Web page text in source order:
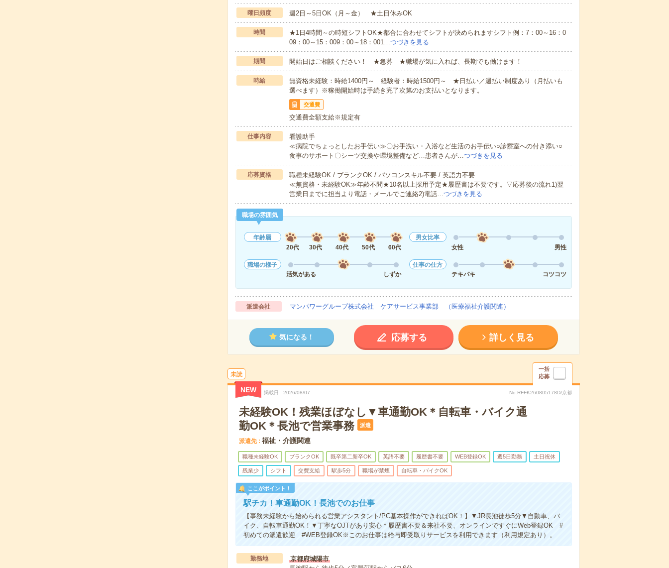
曜日頻度 週2日～5日OK（月～金） ★土日休みOK
時間
★1日4時間～の時短シフトOK★都合に合わせてシフトが決められますシフト例：7：00～16：0
09：00～15：009：00～18：001…つづきを見る
期間 開始日はご相談ください！ ★急募 ★職場が気に入れば、長期でも働けます！
時給
無資格未経験：時給1400円～ 経験者：時給1500円～ ★日払い／週払い制度あり（月払いも
選べます）※稼働開始時は手続き完了次第のお支払いとなります。
交通費
交通費全額支給※規定有
仕事内容
看護助手
≪病院でちょっとしたお手伝い≫〇お手洗い・入浴など生活のお手伝い○診察室への付き添い○
食事のサポート〇シーツ交換や環境整備など…患者さんが…つづきを見る
応募資格
職種未経験OK / ブランクOK / パソコンスキル不要 / 英語力不要
≪無資格・未経験OK≫年齢不問★10名以上採用予定★履歴書は不要です。▽応募後の流れ1)翌
営業日までに担当より電話・メールでご連絡2)電話…つづきを見る
職場の雰囲気
年齢層
20代
30代 40代 50代 60代
男女比率
女性
男性
職場の様子
活気がある
しずか
仕事の仕方
テキパキ
コツコツ
派遣会社 マンパワーグループ株式会社 ケアサービス事業部 （医療福祉介護関連）
気になる！ 応募する 詳しく見る
未読
一括
応募
NEW 掲載日 2026/08/07 No.RFFK260805178D/京都
未経験OK！残業ほぼなし▼車通勤OK＊自転車・バイク通
勤OK＊長池で営業事務
派遣
派遣先 福祉・介護関連
職種未経験OK ブランクOK 既卒第二新卒OK 英語不要 履歴書不要 WEB登録OK 週5日勤務 土日祝休
残業少 シフト 交費支給 駅歩5分 職場が禁煙 自転車・バイクOK
ここがポイント！
駅チカ！車通勤OK！長池でのお仕事
【事務未経験から始められる営業アシスタント/PC基本操作ができればOK！】▼JR長池徒歩5分▼自動車、バ
イク、自転車通勤OK！▼丁寧なOJTがあり安心＊履歴書不要＆来社不要、オンラインですぐにWeb登録OK #
初めての派遣歓迎 #WEB登録OK※このお仕事は給与即受取りサービスを利用できます（利用規定あり）。
勤務地
京都府城陽市